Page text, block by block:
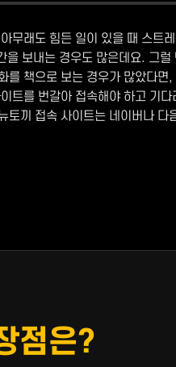
래도 힘든 일이 있을 때 스
보내는 경우도 많은데요. 그
책으로 보는 경우가 많았다
를 번갈아 접속해야 하고 기
끼 접속 사이트는 네이버나
점은?